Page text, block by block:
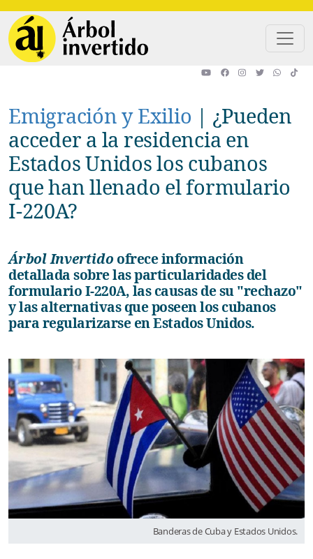
Emigración y Exilio | ¿Pueden
acceder a la residencia en
Estados Unidos los cubanos
que han llenado el formulario
I-220A?
Árbol Invertido ofrece información
detallada sobre las particularidades del
formulario I-220A, las causas de su "rechazo"
y las alternativas que poseen los cubanos
para regularizarse en Estados Unidos.
Banderas de Cuba y Estados Unidos.